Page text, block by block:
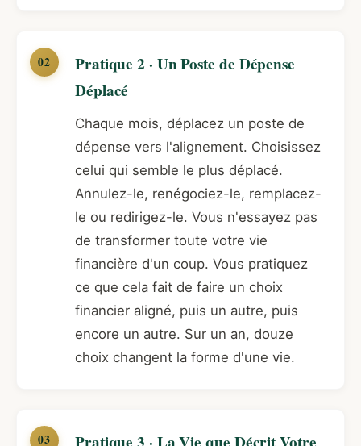
Pratique 2 · Un Poste de Dépense
Déplacé
Chaque mois, déplacez un poste de
dépense vers l'alignement. Choisissez
celui qui semble le plus déplacé.
Annulez-le, renégociez-le, remplacez-
le ou redirigez-le. Vous n'essayez pas
de transformer toute votre vie
financière d'un coup. Vous pratiquez
ce que cela fait de faire un choix
financier aligné, puis un autre, puis
encore un autre. Sur un an, douze
choix changent la forme d'une vie.